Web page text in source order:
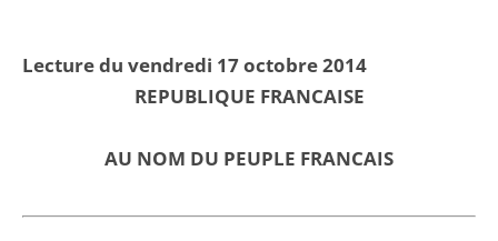
Lecture du vendredi 17 octobre 2014
REPUBLIQUE FRANCAISE
AU NOM DU PEUPLE FRANCAIS